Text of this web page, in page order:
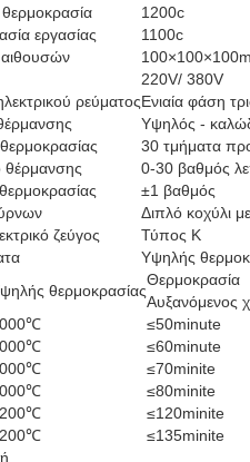
1200c
εργασίας
1100c
220V/ 380V
ρεύματοςΕνιαία φάση
Υψηλός -
30 τμήματα
0-30 βαθμός
±1 βαθμός
Διπλό κοχύλι
ζεύγος
Τύπος Κ
Υψηλής
θερμοκρασίας
Θερμοκρασία
Αυξανόμενος
≤50minute
≤60minute
≤70minite
≤80minite
≤120minite
≤135minite